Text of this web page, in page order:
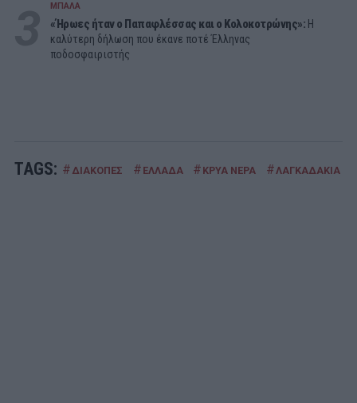
ΜΠΑΛΑ
«Ήρωες ήταν ο Παπαφλέσσας και ο Κολοκοτρώνης»: Η
καλύτερη δήλωση που έκανε ποτέ Έλληνας
ποδοσφαιριστής
TAGS: # ΔΙΑΚΟΠΕΣ # ΕΛΛΑΔΑ # ΚΡΥΑ ΝΕΡΑ #ΛΑΓΚΑΔΑΚΙΑ